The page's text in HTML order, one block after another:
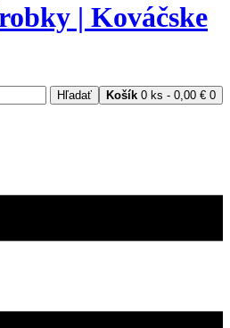
Košík 0 ks - 0,00 € 0
Hľadať